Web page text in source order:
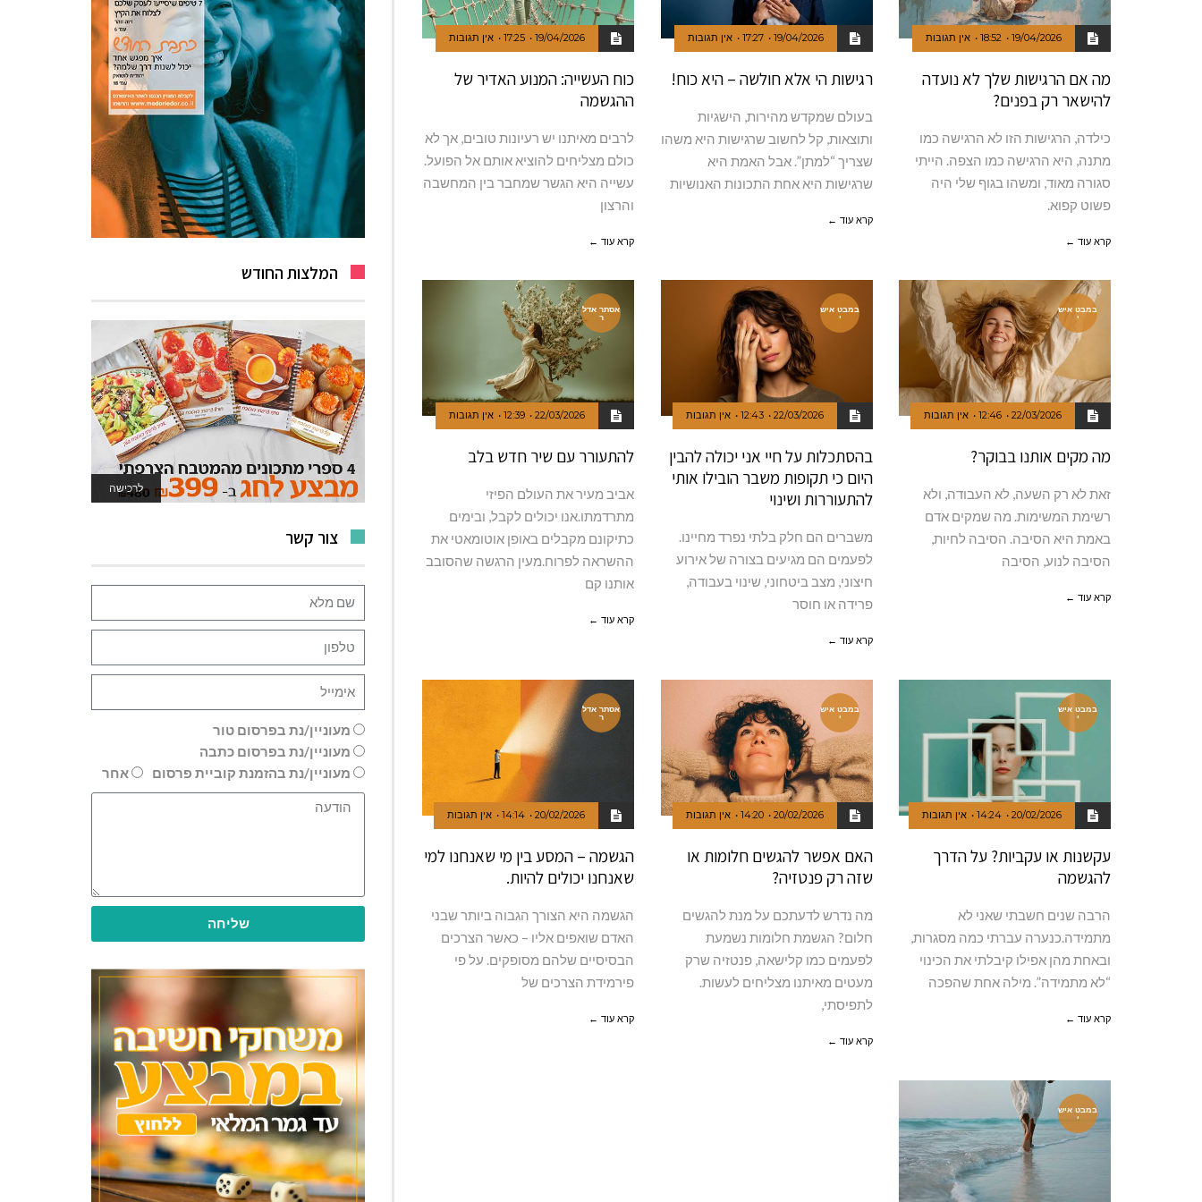
19/04/2026
18:52 אין תגובות
מה אם הרגישות שלך לא נועדה
להישאר רק בפנים?
‬פשוט‭ ‬קפוא‭.‬
קרא עוד ←
19/04/2026
17:27 אין תגובות
רגישות הי אלא חולשה – היא כוח!
בעולם שמקדש מהירות, הישגיות
ותוצאות, קל לחשוב שרגישות היא משהו
שצריך “למתן”. אבל האמת היא
שרגישות היא אחת התכונות האנושיות
קרא עוד ←
19/04/2026
17:25 אין תגובות
כוח העשייה: המנוע האדיר של
ההגשמה
לרבים מאיתנו יש רעיונות טובים, אך לא
כולם מצליחים להוציא אותם אל הפועל.
עשייה היא הגשר שמחבר בין המחשבה
והרצון
קרא עוד ←
במבט איש
י
22/03/2026
12:46 אין תגובות
מה מקים אותנו בבוקר?
הסיבה‭ ‬לנוע‭,‬ הסיבה‭
קרא עוד ←
במבט איש
י
22/03/2026
12:43 אין תגובות
בהסתכלות על חיי אני יכולה להבין
היום כי תקופות משבר הובילו אותי
להתעוררות ושינוי
משברים הם חלק בלתי נפרד מחיינו.
לפעמים הם מגיעים בצורה של אירוע
חיצוני, מצב ביטחוני, שינוי בעבודה,
פרידה או חוסר
קרא עוד ←
אסתר אדל
ר
22/03/2026
12:39 אין תגובות
להתעורר עם שיר חדש בלב
אביב מעיר את העולם הפיזי
מתרדמתו.אנו יכולים לקבל, ובימים
כתיקונם מקבלים באופן אוטומאטי את
ההשראה לפרוח.מעין הרגשה שהסובב
אותנו קם
קרא עוד ←
במבט איש
י
20/02/2026
14:24 אין תגובות
עקשנות או עקביות? על הדרך
להגשמה
הרבה שנים חשבתי שאני לא
מתמידה.כנערה עברתי כמה מסגרות,
ובאחת מהן אפילו קיבלתי את הכינוי
“לא מתמידה”. מילה אחת שהפכה
קרא עוד ←
במבט איש
י
20/02/2026
14:20 אין תגובות
האם אפשר להגשים חלומות או
שזה רק פנטזיה?
מה נדרש לדעתכם על מנת להגשים
חלום? הגשמת חלומות נשמעת
לפעמים כמו קלישאה, פנטזיה שרק
מעטים מאיתנו מצליחים לעשות.
לתפיסתי,
קרא עוד ←
אסתר אדל
ר
20/02/2026
14:14 אין תגובות
הגשמה – המסע בין מי שאנחנו למי
שאנחנו יכולים להיות.
הגשמה היא הצורך הגבוה ביותר שבני
האדם שואפים אליו – כאשר הצרכים
הבסיסיים שלהם מסופקים. על פי
פירמידת הצרכים של
קרא עוד ←
במבט איש
י
המלצות החודש
לרכישה
לאתר המשחקים
צור קשר
מעוניין/נת בפרסום טור
מעוניין/נת בפרסום כתבה
מעוניין/נת בהזמנת קוביית פרסום
אחר
שליחה